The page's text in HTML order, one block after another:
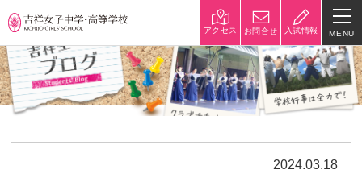
アクセス お問合せ 入試情報 MENU
学校紹介
校長挨拶 沿革
建学の精神と校是 施設・設備
2024.03.18